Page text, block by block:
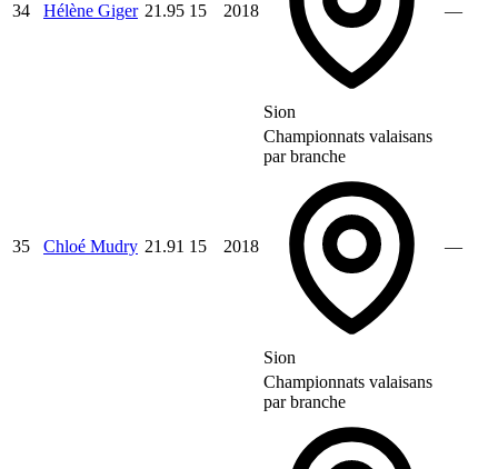
34 Hélène Giger 21.95 15 2018
Sion
—
35 Chloé Mudry 21.91 15 2018
Championnats valaisans
par branche
Sion
—
Championnats valaisans
par branche